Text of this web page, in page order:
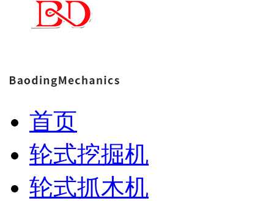
首页
轮式挖掘机
轮式抓木机